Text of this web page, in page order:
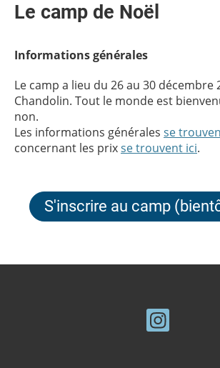
Le camp de Noël
Informations générales
Le camp a lieu du 26 au 30 décembre
Chandolin. Tout le monde est
non.
Les informations générales se
concernant les prixse trouvent ici.
S'inscrire au camp